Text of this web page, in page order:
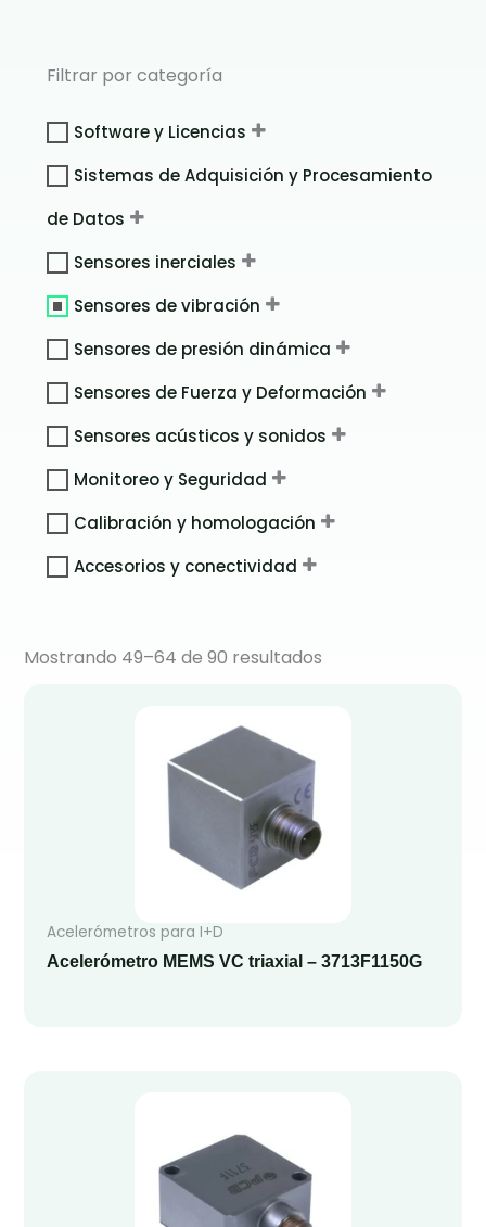
Filtrar por categoría
Software y Licencias
Sistemas de Adquisición y Procesamiento
de Datos
Sensores inerciales
Sensores de vibración
Sensores de presión dinámica
Sensores de Fuerza y Deformación
Sensores acústicos y sonidos
Monitoreo y Seguridad
Calibración y homologación
Accesorios y conectividad
Mostrando 49–64 de 90 resultados
Acelerómetros para I+D
Acelerómetro MEMS VC triaxial – 3713F1150G